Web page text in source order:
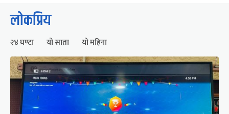
लोकप्रिय
२४ घण्टा यो साता यो महिना